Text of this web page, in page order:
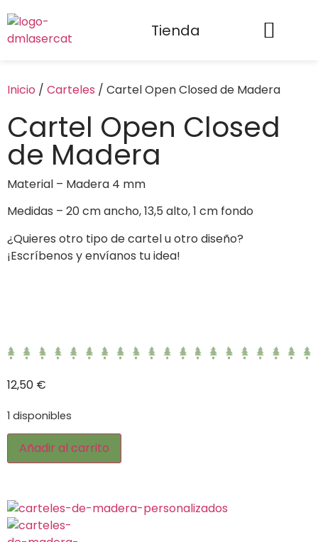
Tienda
Inicio / Carteles / Cartel Open Closed de Madera
Cartel Open Closed
de Madera
Material – Madera 4 mm
Medidas – 20 cm ancho, 13,5 alto, 1 cm fondo
¿Quieres otro tipo de cartel u otro diseño?
¡Escríbenos y envíanos tu idea!
12,50 €
1 disponibles
Añadir al carrito